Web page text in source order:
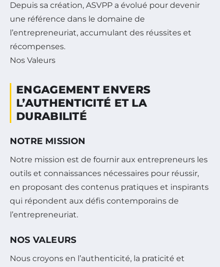
Depuis sa création, ASVPP a évolué pour devenir
une référence dans le domaine de
l’entrepreneuriat, accumulant des réussites et
récompenses.
Nos Valeurs
ENGAGEMENT ENVERS
L’AUTHENTICITÉ ET LA
DURABILITÉ
NOTRE MISSION
Notre mission est de fournir aux entrepreneurs les
outils et connaissances nécessaires pour réussir,
en proposant des contenus pratiques et inspirants
qui répondent aux défis contemporains de
l’entrepreneuriat.
NOS VALEURS
Nous croyons en l’authenticité, la praticité et